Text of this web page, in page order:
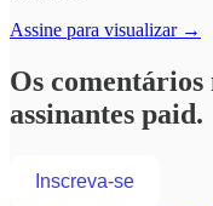
Assine para visualizar →
Os comentários
assinantes paid.
Inscreva-se